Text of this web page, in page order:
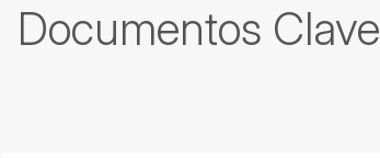
Documentos Clave